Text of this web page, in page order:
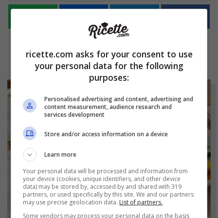
ricette.com asks for your consent to use
your personal data for the following
purposes:
Personalised advertising and content, advertising and
content measurement, audience research and
services development
Store and/or access information on a device
Learn more
Your personal data will be processed and information from
your device (cookies, unique identifiers, and other device
data) may be stored by, accessed by and shared with 319
partners, or used specifically by this site. We and our partners
may use precise geolocation data. List of partners.
Some vendors may process your personal data on the basis